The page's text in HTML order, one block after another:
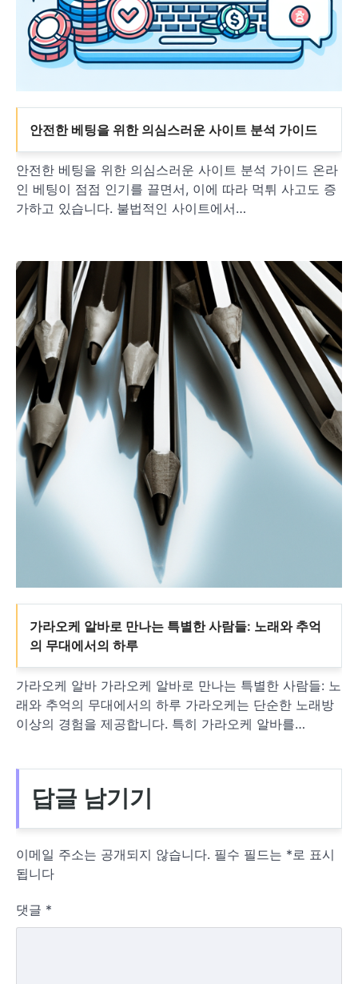
안전한 베팅을 위한 의심스러운 사이트 분석 가이드
안전한 베팅을 위한 의심스러운 사이트 분석 가이드 온라
인 베팅이 점점 인기를 끌면서, 이에 따라 먹튀 사고도 증
가하고 있습니다. 불법적인 사이트에서…
가라오케 알바로 만나는 특별한 사람들: 노래와 추억
의 무대에서의 하루
가라오케 알바 가라오케 알바로 만나는 특별한 사람들: 노
래와 추억의 무대에서의 하루 가라오케는 단순한 노래방
이상의 경험을 제공합니다. 특히 가라오케 알바를…
답글 남기기
이메일 주소는 공개되지 않습니다. 필수 필드는 * 로 표시
됩니다
댓글 *